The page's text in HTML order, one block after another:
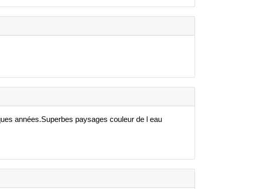
années.Superbes paysages couleur de l eau